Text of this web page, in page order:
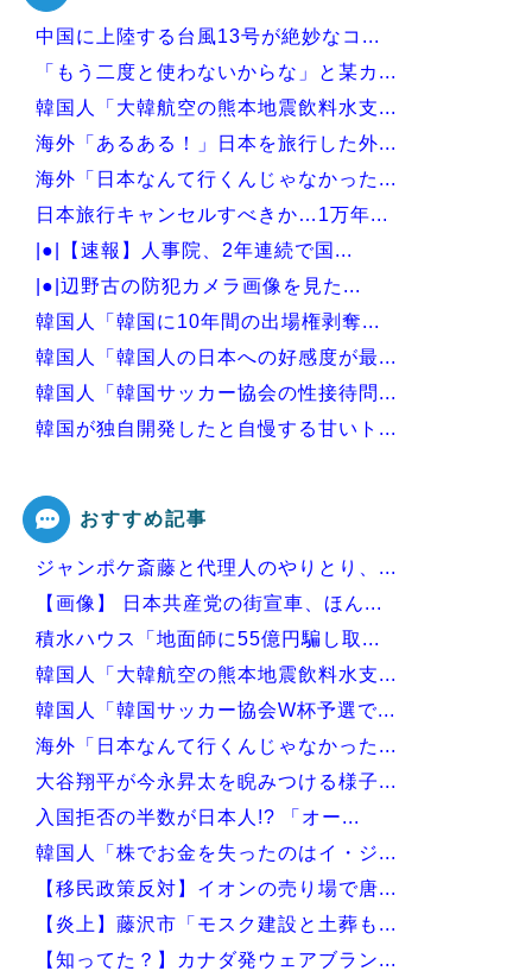
中国に上陸する台風13号が絶妙なコ...
「もう二度と使わないからな」と某カ...
韓国人「大韓航空の熊本地震飲料水支...
海外「あるある！」日本を旅行した外...
海外「日本なんて行くんじゃなかった...
日本旅行キャンセルすべきか…1万年...
|●|【速報】人事院、2年連続で国...
|●|辺野古の防犯カメラ画像を見た...
韓国人「韓国に10年間の出場権剥奪...
韓国人「韓国人の日本への好感度が最...
韓国人「韓国サッカー協会の性接待問...
韓国が独自開発したと自慢する甘いト...
Powered by livedoor 相互RSS
おすすめ記事
ジャンポケ斎藤と代理人のやりとり、...
【画像】 日本共産党の街宣車、ほん...
積水ハウス「地面師に55億円騙し取...
韓国人「大韓航空の熊本地震飲料水支...
韓国人「韓国サッカー協会W杯予選で...
海外「日本なんて行くんじゃなかった...
大谷翔平が今永昇太を睨みつける様子...
入国拒否の半数が日本人!? 「オー...
韓国人「株でお金を失ったのはイ・ジ...
【移民政策反対】イオンの売り場で唐...
【炎上】藤沢市「モスク建設と土葬も...
【知ってた？】カナダ発ウェアブラン...